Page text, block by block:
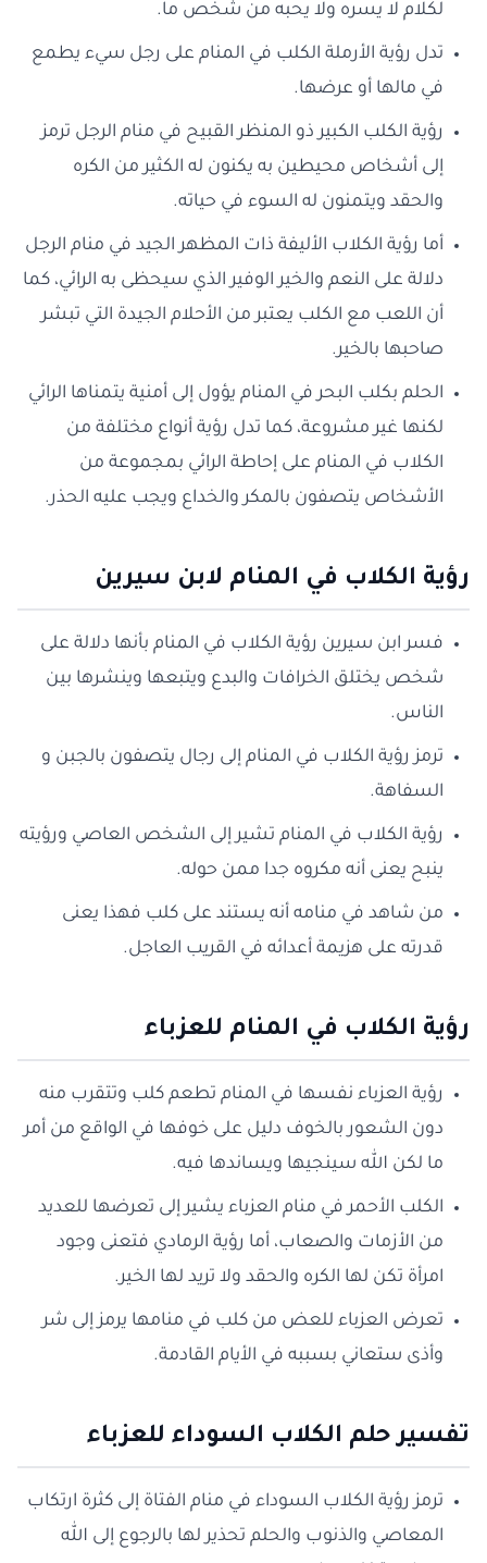
لكلام لا يسره ولا يحبه من شخص ما.
تدل رؤية الأرملة الكلب في المنام على رجل سيء يطمع
في مالها أو عرضها.
رؤية الكلب الكبير ذو المنظر القبيح في منام الرجل ترمز
إلى أشخاص محيطين به يكنون له الكثير من الكره
والحقد ويتمنون له السوء في حياته.
أما رؤية الكلاب الأليفة ذات المظهر الجيد في منام الرجل
دلالة على النعم والخير الوفير الذي سيحظى به الرائي، كما
أن اللعب مع الكلب يعتبر من الأحلام الجيدة التي تبشر
صاحبها بالخير.
الحلم بكلب البحر في المنام يؤول إلى أمنية يتمناها الرائي
لكنها غير مشروعة، كما تدل رؤية أنواع مختلفة من
الكلاب في المنام على إحاطة الرائي بمجموعة من
الأشخاص يتصفون بالمكر والخداع ويجب عليه الحذر.
رؤية الكلاب في المنام لابن سيرين
فسر ابن سيرين رؤية الكلاب في المنام بأنها دلالة على
شخص يختلق الخرافات والبدع ويتبعها وينشرها بين
الناس.
ترمز رؤية الكلاب في المنام إلى رجال يتصفون بالجبن و
السفاهة.
رؤية الكلاب في المنام تشير إلى الشخص العاصي ورؤيته
ينبح يعنى أنه مكروه جدا ممن حوله.
من شاهد في منامه أنه يستند على كلب فهذا يعنى
قدرته على هزيمة أعدائه في القريب العاجل.
رؤية الكلاب في المنام للعزباء
رؤية العزباء نفسها في المنام تطعم كلب وتتقرب منه
دون الشعور بالخوف دليل على خوفها في الواقع من أمر
ما لكن الله سينجيها ويساندها فيه.
الكلب الأحمر في منام العزباء يشير إلى تعرضها للعديد
من الأزمات والصعاب، أما رؤية الرمادي فتعنى وجود
امرأة تكن لها الكره والحقد ولا تريد لها الخير.
تعرض العزباء للعض من كلب في منامها يرمز إلى شر
وأذى ستعاني بسببه في الأيام القادمة.
تفسير حلم الكلاب السوداء للعزباء
ترمز رؤية الكلاب السوداء في منام الفتاة إلى كثرة ارتكاب
المعاصي والذنوب والحلم تحذير لها بالرجوع إلى الله